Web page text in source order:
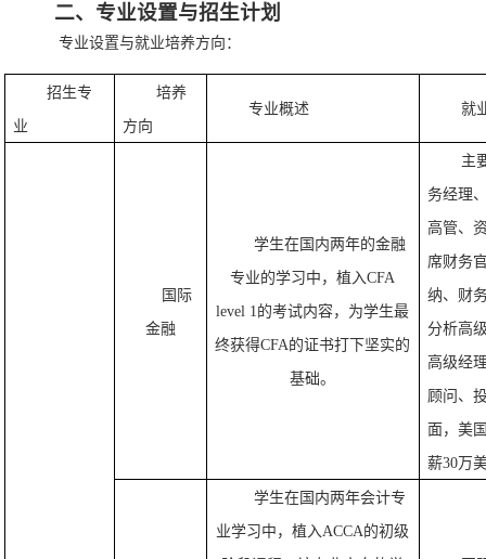
二、 专业设置与招生计划
专业设置与就业培养方向 ：
招生专
业
培养
方向
专业概述 就
国际
金融
学生在国内两年的金融
专业的学习中，植入CFA
level 1的考试内容，为学生最
终获得CFA的证书打下坚实的
基础。
主
务经理
高管、
席财务
纳、财
分析高
高级经
顾问、
面，美
薪30万
学生在国内两年会计专
业学习中，植入ACCA的初级